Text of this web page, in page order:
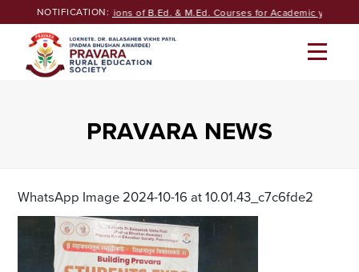
to
NOTIFICATION:
Seeking Admissions of B.Ed. & M.Ed. Courses for Academic year
PRAVARA NEWS
WhatsApp Image 2024-10-16 at 10.01.43_c7c6fde2